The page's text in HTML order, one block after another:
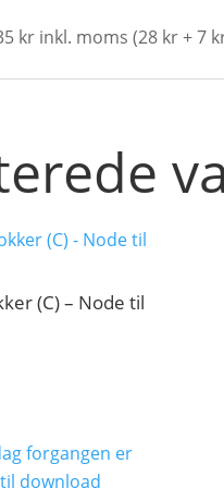
kr inkl. moms (28 kr + 7
(C) – Node til